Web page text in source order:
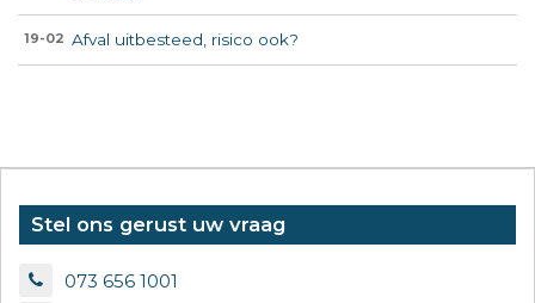
19-02 Afval uitbesteed, risico ook?
Stel ons gerust uw vraag
073 656 1001